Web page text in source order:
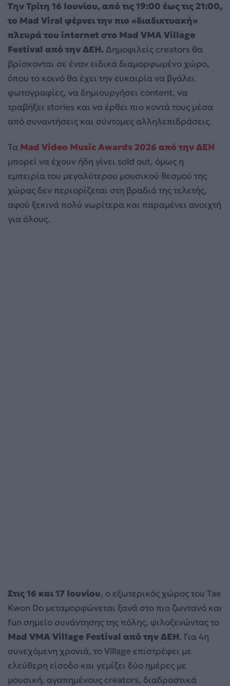
Την Τρίτη 16 Ιουνίου, από τις 19:00 έως τις 21:00,
το Mad Viral φέρνει την πιο «διαδικτυακή»
πλευρά του internet στο Mad VMA Village
Festival από την ΔΕΗ.Δημοφιλείς creators θα
βρίσκονται σε έναν ειδικά διαμορφωμένο χώρο,
όπου το κοινό θα έχει την ευκαιρία να βγάλει
φωτογραφίες, να δημιουργήσει content, να
τραβήξει stories και να έρθει πιο κοντά τους μέσα
από συναντήσεις και σύντομες αλληλεπιδράσεις.
Τα Mad Video Music Awards 2026 από την ΔΕΗ
μπορεί να έχουν ήδη γίνει sold out, όμως η
εμπειρία του μεγαλύτερου μουσικού θεσμού της
χώρας δεν περιορίζεται στη βραδιά της τελετής,
αφού ξεκινά πολύ νωρίτερα και παραμένει ανοιχτή
για όλους.
Στις 16 και 17 Ιουνίου, ο εξωτερικός χώρος του Tae
Kwon Do μεταμορφώνεται ξανά στο πιο ζωντανό και
fun σημείο συνάντησης της πόλης, φιλοξενώντας το
Mad VMA Village Festival από την ΔΕΗ. Για 4η
συνεχόμενη χρονιά, το Village επιστρέφει με
ελεύθερη είσοδο και γεμίζει δύο ημέρες με
μουσική, αγαπημένους creators, διαδραστικά